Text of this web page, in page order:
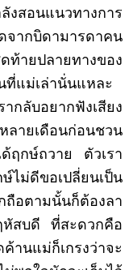
งสอนแนวทางการ
ากบิดามารดาคน
ายปลายทางของ
ที่แม่เล่านั่นแหละ
กลับอยากฟังเสียง
ายเดือนก่อนชวน
ฤกษ์ถวาย ตัวเรา
ม่ดีขอเปลี่ยนเป็น
ถือตามนั้นก็ต้องลา
หัสบดี ที่สะดวกคือ
านแม่ก็เกรงว่าจะ